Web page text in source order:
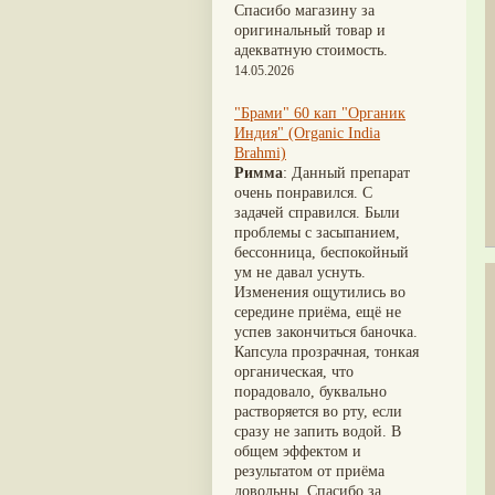
(3)
Аштаваргам
Брихатьяди(3)
Видарьяди(3)
Гуггул
Дханвантарам 101(3)
Дханвантарам тайлам(3)
Кайлаш дживан(3)
Кальянака гритам(3)
Кримикутхар рас(3)
Кунжутное масло (3)
Кутаджа(3)
Кширабала(3)
Лив 52(3)
more...
Шиладжит
(19)
Кориандр
Зира(17)
Крапива индийская(17)
Патола
Холарена - Кутаджа(17)
Шионака(17)
Аджван/Ажгон(16)
Акация катеху(16)
Кальций(16)
Укроп пахучий(16)
Дашамула(15)
Лодхра(14)
Моринга(14)
Перец кубеба(14)
Сахарный тростник
Бхунимба/Андрографис
метельчатый(13)
Гвоздика(13)
Кассия трубчатая(13)
Мезуя железная(13)
Спасибо магазину за
оригинальный товар и
адекватную стоимость.
14.05.2026
"Брами" 60 кап "Органик
Индия" (Organic India
Brahmi)
Римма: Данный препарат
очень понравился. С
задачей справился. Были
проблемы с засыпанием,
бессонница, беспокойный
ум не давал уснуть.
Изменения ощутились во
середине приёма, ещё не
успев закончиться баночка.
Капсула прозрачная, тонкая
органическая, что
порадовало, буквально
растворяется во рту, если
сразу не запить водой. В
общем эффектом и
результатом от приёма
довольны. Спасибо за